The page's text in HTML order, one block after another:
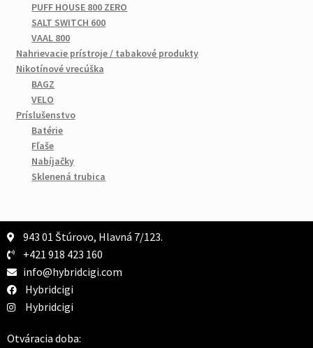
PUFF HOUSE 800 ZERO
SALT SWITCH 600
VAAL 800
Nahrievacie prístroje / tabakové produkty
Nikotínové vrecúška
BAGZ
VELO
Príslušenstvo
Batérie
Fľaše
Nabíjačky
Sklenená trubica
943 01 Štúrovo, Hlavná 7/123.
+421 918 423 160
info@hybridcigi.com
Hybridcigi
Hybridcigi
Otváracia doba: